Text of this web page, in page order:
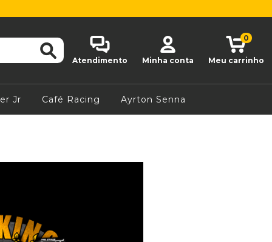
Atendimento Minha conta Meu carrinho
0
Jr Café Racing Ayrton Senna